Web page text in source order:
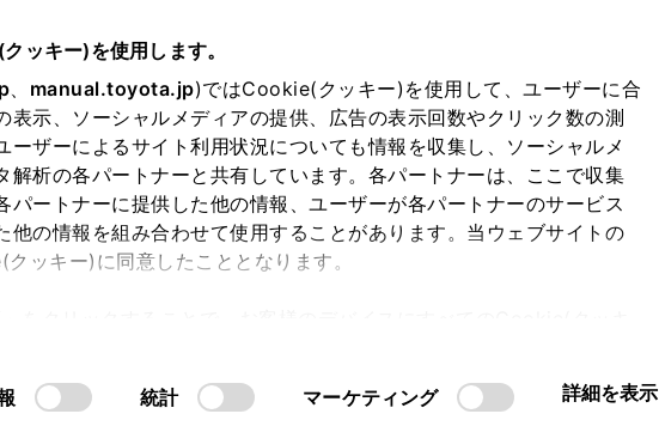
ッキー)を使用します。
、 manual.toyota.jp)ではCookie(クッキー)を使用して、ユーザーに合
表示、ソーシャルメディアの提供、広告の表示回数やクリック数の測
ーザーによるサイト利用状況についても情報を収集し、ソーシャルメ
解析の各パートナーと共有しています。各パートナーは、ここで収集
パートナーに提供した他の情報、ユーザーが各パートナーのサービス
他の情報を組み合わせて使用することがあります。当ウェブサイトの
ッキー)に同意したこととなります。
統計 マーケティング 詳細を表示
得できませんでした。
域・都道府県をお選びください。
旭川 釧路 札幌
青森県 岩手県 宮城県 秋田県
方 オンライン購入 お気に入り